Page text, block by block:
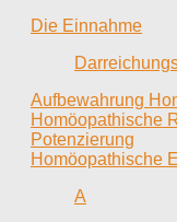
Die Einnahme
Aufbewahrung
Homöopathische
Potenzierung
Homöopathische
A